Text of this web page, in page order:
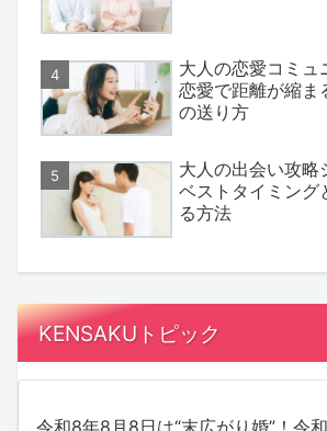
大人の恋愛コミュ
恋愛で距離が縮ま
の送り方
大人の出会い攻略
ベストタイミング
る方法
KENSAKUトピック